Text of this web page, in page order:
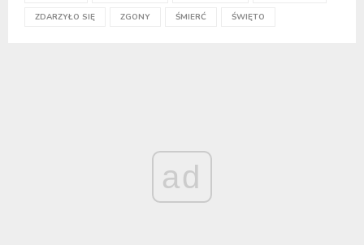
ZDARZYŁO SIĘ ZGONY ŚMIERĆ ŚWIĘTO
ad